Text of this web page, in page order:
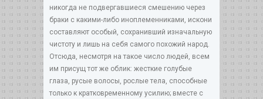
никогда не подвергавшиеся смешению через
браки с какими-либо иноплеменниками, искони
составляют особый, сохранивший изначальную
чистоту и лишь на себя самого похожий народ.
Отсюда, несмотря на такое число людей, всем
им присущ тот же облик: жесткие голубые
глаза, русые волосы, рослые тела, способные
только к кратковременному усилию; вместе с